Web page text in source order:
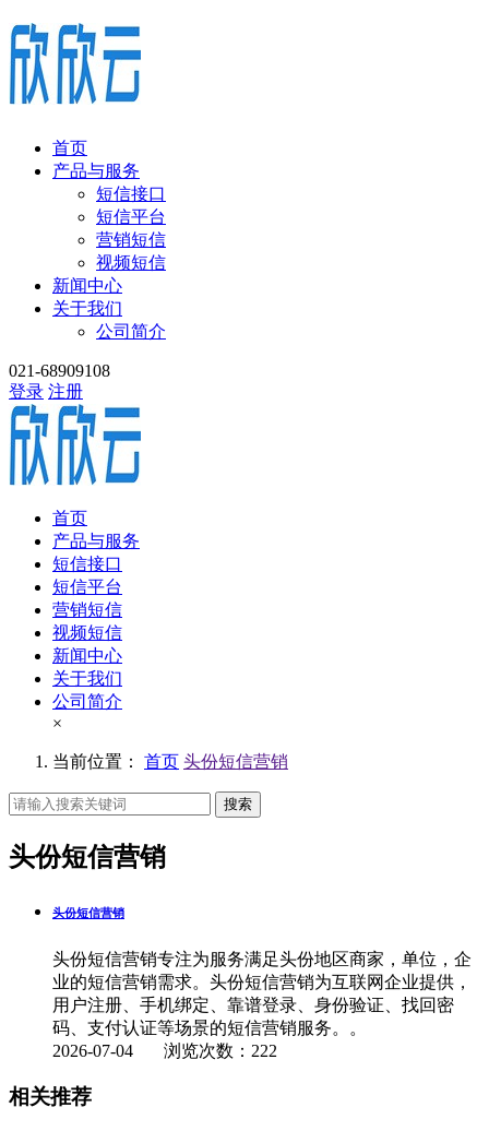
首页
产品与服务
短信接口
短信平台
营销短信
视频短信
新闻中心
关于我们
公司简介
021-68909108
登录 注册
首页
产品与服务
短信接口
短信平台
营销短信
视频短信
新闻中心
关于我们
公司简介
×
当前位置： 首页 头份短信营销
搜索
头份短信营销
头份短信营销
头份短信营销专注为服务满足头份地区商家，单位，企
业的短信营销需求。头份短信营销为互联网企业提供，
用户注册、手机绑定、靠谱登录、身份验证、找回密
码、支付认证等场景的短信营销服务。。
2026-07-04 浏览次数：222
相关推荐